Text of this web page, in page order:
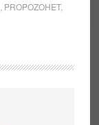
PROPOZOHET,